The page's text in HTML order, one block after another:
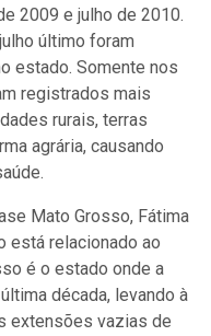
2009 e julho de 2010.
último foram
estado. Somente nos
registrados mais
rurais, terras
agrária, causando
Mato Grosso, Fátima
está relacionado ao
é o estado onde a
década, levando à
extensões vazias de